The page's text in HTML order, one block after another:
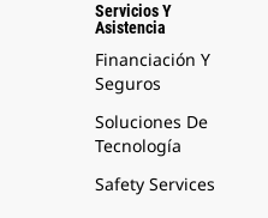
Servicios Y
Asistencia
Financiación Y
Seguros
Soluciones De
Tecnología
Safety Services